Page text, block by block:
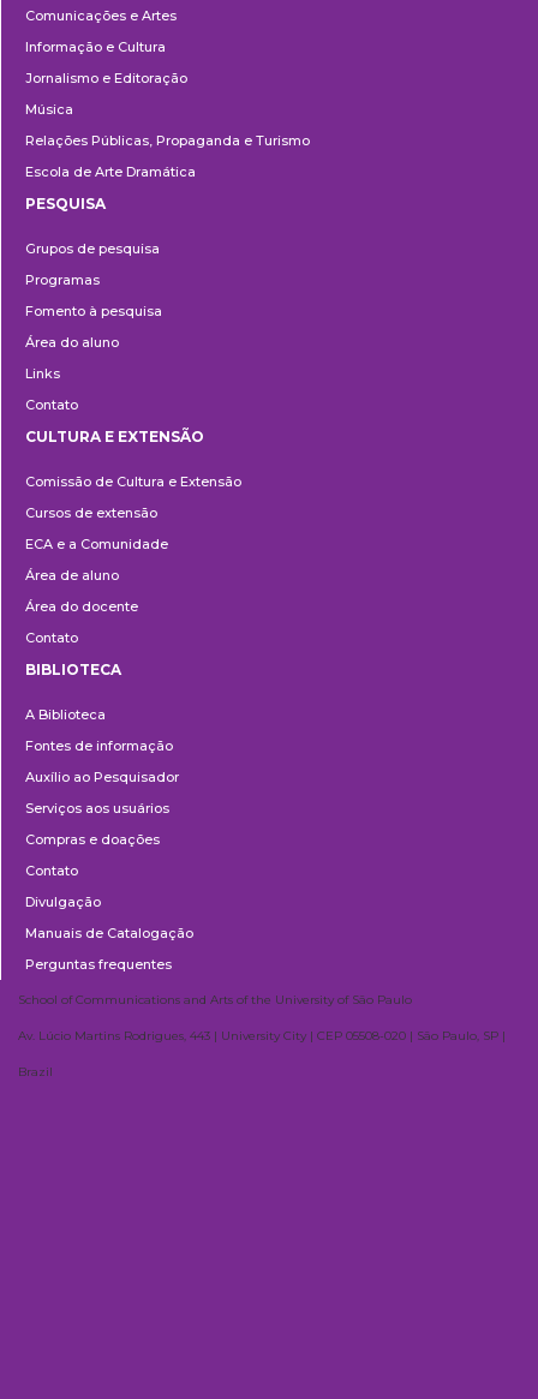
Comunicações e Artes
Informação e Cultura
Jornalismo e Editoração
Música
Relações Públicas, Propaganda e Turismo
Escola de Arte Dramática
PESQUISA
Grupos de pesquisa
Programas
Fomento à pesquisa
Área do aluno
Links
Contato
e
Extensão
CULTURA E EXTENSÃO
Comissão de Cultura e Extensão
Cursos de extensão
ECA e a Comunidade
Área de aluno
Área do docente
Contato
BIBLIOTECA
A Biblioteca
Fontes de informação
Auxílio ao Pesquisador
Serviços aos usuários
Compras e doações
Contato
Divulgação
Manuais de Catalogação
Perguntas frequentes
School of Communications and Arts of the University of São Paulo
Av. Lúcio Martins Rodrigues, 443 | University City | CEP 05508-020 | São Paulo, SP |
Brazil